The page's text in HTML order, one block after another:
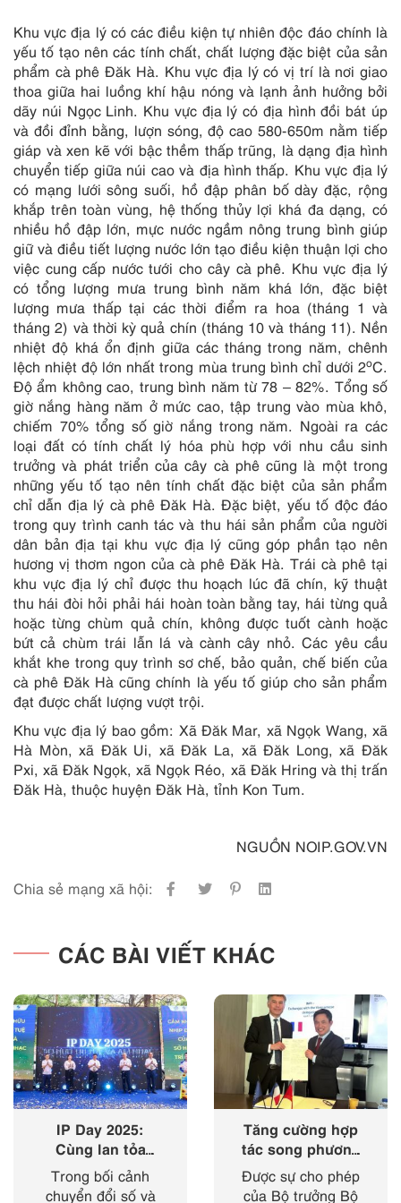
Khu vực địa lý có các điều kiện tự nhiên độc đáo chính là
yếu tố tạo nên các tính chất, chất lượng đặc biệt của sản
phẩm cà phê Đăk Hà. Khu vực địa lý có vị trí là nơi giao
thoa giữa hai luồng khí hậu nóng và lạnh ảnh hưởng bởi
dãy núi Ngọc Linh. Khu vực địa lý có địa hình đồi bát úp
và đồi đỉnh bằng, lượn sóng, độ cao 580-650m nằm tiếp
giáp và xen kẽ với bậc thềm thấp trũng, là dạng địa hình
chuyển tiếp giữa núi cao và địa hình thấp. Khu vực địa lý
có mạng lưới sông suối, hồ đập phân bố dày đặc, rộng
khắp trên toàn vùng, hệ thống thủy lợi khá đa dạng, có
nhiều hồ đập lớn, mực nước ngầm nông trung bình giúp
giữ và điều tiết lượng nước lớn tạo điều kiện thuận lợi cho
việc cung cấp nước tưới cho cây cà phê. Khu vực địa lý
có tổng lượng mưa trung bình năm khá lớn, đặc biệt
lượng mưa thấp tại các thời điểm ra hoa (tháng 1 và
tháng 2) và thời kỳ quả chín (tháng 10 và tháng 11). Nền
nhiệt độ khá ổn định giữa các tháng trong năm, chênh
lệch nhiệt độ lớn nhất trong mùa trung bình chỉ dưới 2oC.
Độ ẩm không cao, trung bình năm từ 78 – 82%. Tổng số
giờ nắng hàng năm ở mức cao, tập trung vào mùa khô,
chiếm 70% tổng số giờ nắng trong năm. Ngoài ra các
loại đất có tính chất lý hóa phù hợp với nhu cầu sinh
trưởng và phát triển của cây cà phê cũng là một trong
những yếu tố tạo nên tính chất đặc biệt của sản phẩm
chỉ dẫn địa lý cà phê Đăk Hà. Đặc biệt, yếu tố độc đáo
trong quy trình canh tác và thu hái sản phẩm của người
dân bản địa tại khu vực địa lý cũng góp phần tạo nên
hương vị thơm ngon của cà phê Đăk Hà. Trái cà phê tại
khu vực địa lý chỉ được thu hoạch lúc đã chín, kỹ thuật
thu hái đòi hỏi phải hái hoàn toàn bằng tay, hái từng quả
hoặc từng chùm quả chín, không được tuốt cành hoặc
bứt cả chùm trái lẫn lá và cành cây nhỏ. Các yêu cầu
khắt khe trong quy trình sơ chế, bảo quản, chế biến của
cà phê Đăk Hà cũng chính là yếu tố giúp cho sản phẩm
đạt được chất lượng vượt trội.
Khu vực địa lý bao gồm: Xã Đăk Mar, xã Ngọk Wang, xã
Hà Mòn, xã Đăk Ui, xã Đăk La, xã Đăk Long, xã Đăk
Pxi, xã Đăk Ngọk, xã Ngọk Réo, xã Đăk Hring và thị trấn
Đăk Hà, thuộc huyện Đăk Hà, tỉnh Kon Tum.
NGUỒN NOIP.GOV.VN
Chia sẻ mạng xã hội:
CÁC BÀI VIẾT KHÁC
IP Day 2025:
Cùng lan tỏa
‘nhịp điệu’ của
sở hữu trí tuệ
Trong bối cảnh
chuyển đổi số và
Tăng cường hợp
tác song phương
giữa Cục Sở hữu
trí tuệ với Viện
Được sự cho phép
của Bộ trưởng Bộ